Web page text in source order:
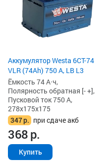
Аккумулятор Westa 6СТ-74
VLR (74Ah) 750 А, LB L3
Ёмкость 74 А·ч,
Полярность обратная [- +],
Пусковой ток 750 А,
278x175x175
347р. при сдаче акб
368р.
Купить